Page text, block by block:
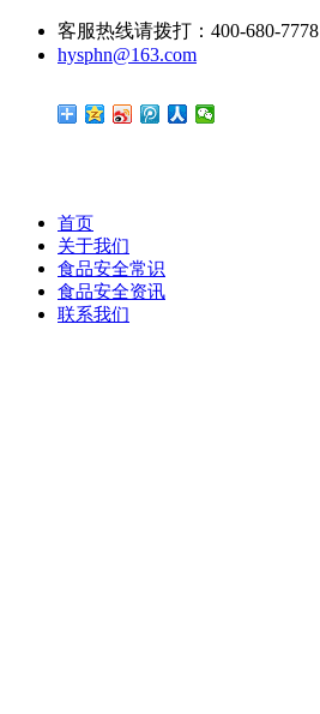
客服热线请拨打：400-680-7778
hysphn@163.com
首页
关于我们
食品安全常识
食品安全资讯
联系我们